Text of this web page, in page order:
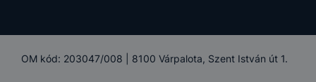
OM kód: 203047/008 8100 Várpalota, Szent István út 1.